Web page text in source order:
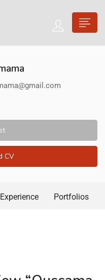
CV
Experience Portfolios